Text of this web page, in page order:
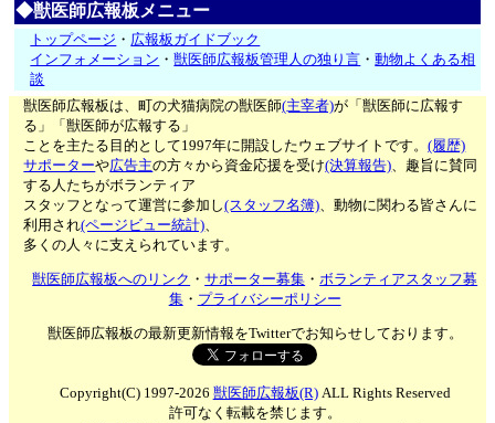
◆獣医師広報板メニュー
トップページ ・ 広報板ガイドブック
インフォメーション ・獣医師広報板管理人の独り言 ・動物よくある相
談
獣医師広報板は、町の犬猫病院の獣医師(主宰者)が「獣医師に広報す
る」「獣医師が広報する」
ことを主たる目的として1997年に開設したウェブサイトです。(履歴)
サポーターや広告主の方々から資金応援を受け(決算報告)、趣旨に賛同
する人たちがボランティア
スタッフとなって運営に参加し(スタッフ名簿)、動物に関わる皆さんに
利用され(ページビュー統計)、
多くの人々に支えられています。
獣医師広報板へのリンク ・サポーター募集 ・ボランティアスタッフ募
集・ プライバシーポリシー
獣医師広報板の最新更新情報をTwitterでお知らせしております。
Copyright(C) 1997-2026 獣医師広報板(R)ALL Rights Reserved
許可なく転載を禁じます。